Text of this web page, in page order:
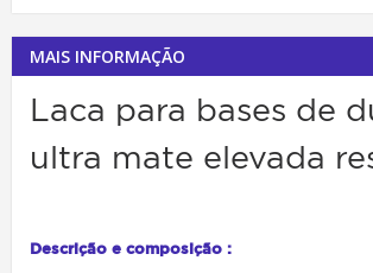
MAIS INFORMAÇÃO
Laca para bases de
ultra mate elevada
Descrição e composição :